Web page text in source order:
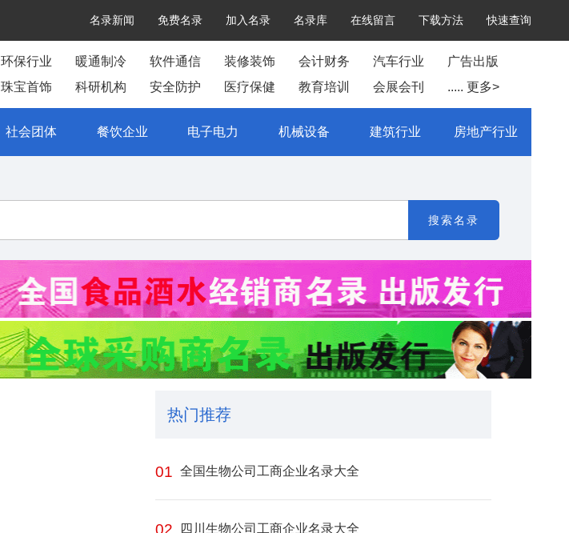
名录新闻 免费名录 加入名录 名录库 在线留言 下载方法 快速查询
环保行业 暖通制冷 软件通信 装修装饰 会计财务 汽车行业
广告出版
珠宝首饰 科研机构 安全防护 医疗保健 教育培训 会展会刊 ..... 更多>
社会团体 餐饮企业 电子电力 机械设备 建筑行业 房地产行业
搜索名录
热门推荐
01 全国生物公司工商企业名录大全
02 四川生物公司工商企业名录大全